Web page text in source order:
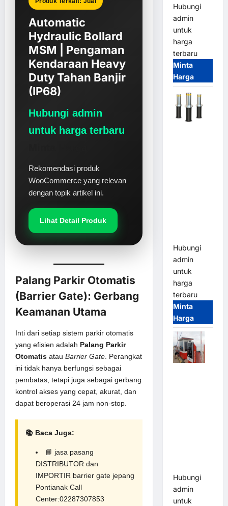
Automatic
Hydraulic Bollard
MSM | Pengaman
Kendaraan Heavy
Duty Tahan Banjir
(IP68)
Hubungi admin
untuk harga terbaru
Rekomendasi produk
WooCommerce yang relevan
dengan topik artikel ini.
Lihat Detail Produk
Palang Parkir Otomatis
(Barrier Gate): Gerbang
Keamanan Utama
Inti dari setiap sistem parkir otomatis
yang efisien adalah Palang Parkir
Otomatis atau Barrier Gate . Perangkat
ini tidak hanya berfungsi sebagai
pembatas, tetapi juga sebagai gerbang
kontrol akses yang cepat, akurat, dan
dapat beroperasi 24 jam non-stop.
📚 Baca Juga:
📘 jasa pasang
DISTRIBUTOR dan
IMPORTIR barrier gate jepang
Pontianak Call
Center:02287307853
Hubungi
admin
untuk
harga
terbaru
Minta
Harga
Hubungi
admin
untuk
harga
terbaru
Minta
Harga
Hubungi
admin
untuk